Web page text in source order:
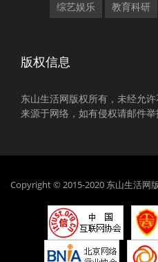
综艺娱乐 教育科研
版权信息
东山生活网版权所有，未经允
来源于网络，如有侵权请邮件举
Copyright © 2015-2020 东山生活网